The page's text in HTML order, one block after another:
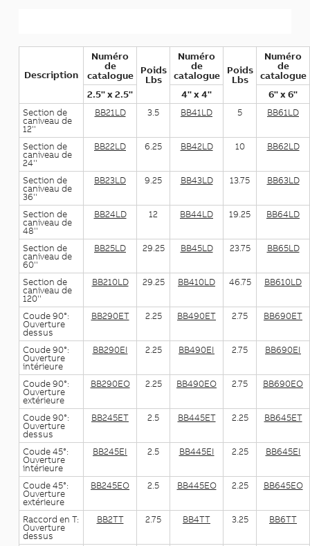
Description
Numéro
de
catalogue Poids
Lbs
Numéro
de
catalogue Poids
Lbs
Numéro
de
catalogue
2.5'' x 2.5''
4'' x 4'' 6'' x 6''
Section de
caniveau de
12''
BB21LD 3.5 BB41LD 5 BB61LD
Section de
caniveau de
24''
BB22LD 6.25 BB42LD 10 BB62LD
Section de
caniveau de
36''
BB23LD 9.25 BB43LD 13.75 BB63LD
Section de
caniveau de
48''
BB24LD 12 BB44LD 19.25 BB64LD
Section de
caniveau de
60''
BB25LD 29.25 BB45LD 23.75 BB65LD
Section de
caniveau de
120''
BB210LD 29.25 BB410LD 46.75 BB610LD
Coude 90°:
Ouverture
dessus
BB290ET 2.25 BB490ET 2.75 BB690ET
Coude 90°:
Ouverture
intérieure
BB290EI 2.25 BB490EI 2.75 BB690EI
Coude 90°:
Ouverture
extérieure
BB290EO 2.25 BB490EO 2.75 BB690EO
Coude 90°:
Ouverture
dessus
BB245ET 2.5 BB445ET 2.25 BB645ET
Coude 45°:
Ouverture
intérieure
BB245EI 2.5 BB445EI 2.25 BB645EI
Coude 45°:
Ouverture
extérieure
BB245EO 2.5 BB445EO 2.25 BB645EO
Raccord en T:
Ouverture
dessus
BB2TT 2.75 BB4TT 3.25 BB6TT